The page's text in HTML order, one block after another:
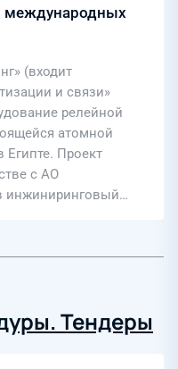
международных
(входит
и связи»
релейной
атомной
Египте. Проект
с АО
инжиниринговый…
Тендеры